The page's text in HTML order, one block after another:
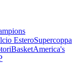
EsteroSupercoppa
BasketAmerica's